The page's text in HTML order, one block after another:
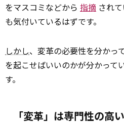
をマスコミなどから 指摘 され
も気付いているはずです。
しかし、変革の必要性を分かっ
を起こせばいいのかが分かって
す。
「変革」は専門性の高